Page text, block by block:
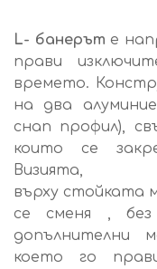
L- банерът е
прави
времето.
на два
снап профил),
които се
върху стойката
се сменя , без
допълнителни
което го